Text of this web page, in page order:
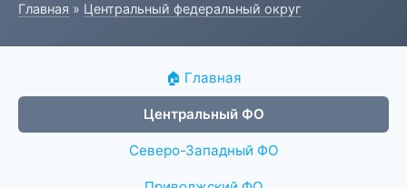
Главная » Центральный федеральный округ
🏠 Главная
Центральный ФО
Северо-Западный ФО